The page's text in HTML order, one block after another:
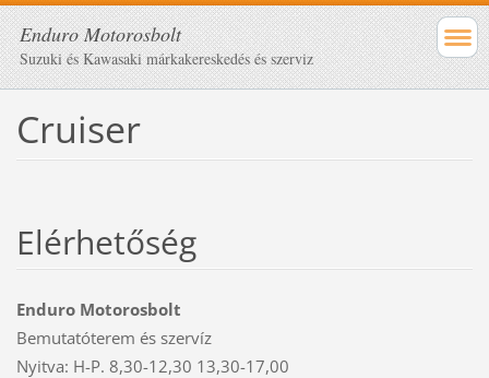
Enduro Motorosbolt
Suzuki és Kawasaki márkakereskedés és szerviz
Cruiser
Elérhetőség
Enduro Motorosbolt
Bemutatóterem és szervíz
Nyitva: H-P. 8,30-12,30 13,30-17,00